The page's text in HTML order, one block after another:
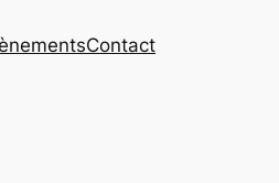
Contact